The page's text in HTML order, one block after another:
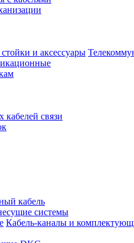
кабелей связи
кабель
системы
Кабель-каналы и